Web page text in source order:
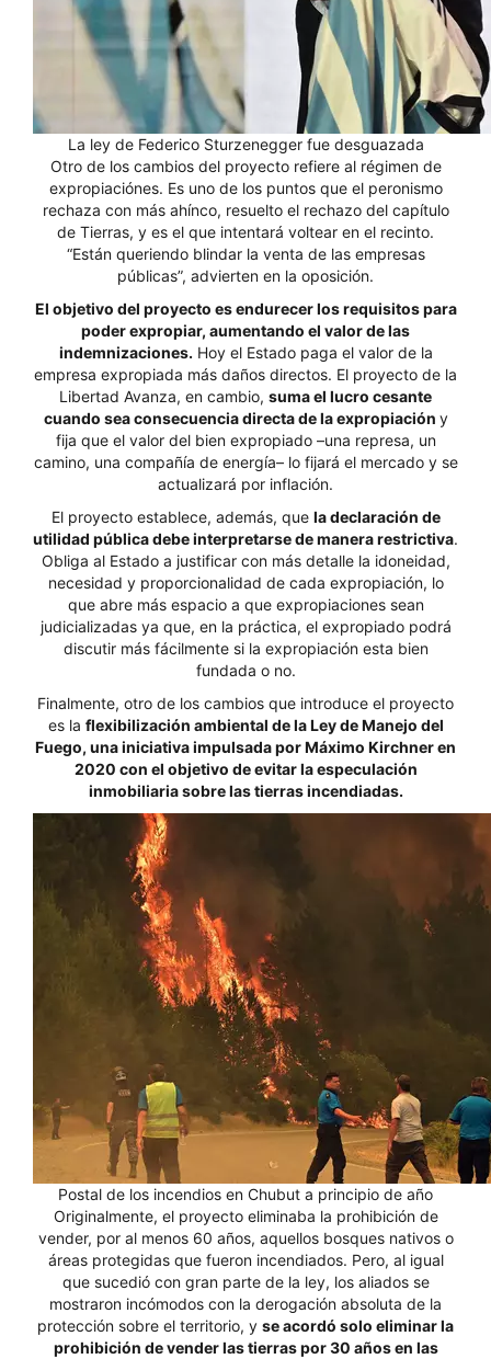
La ley de Federico Sturzenegger fue desguazada
Otro de los cambios del proyecto refiere al régimen de
expropiaciónes. Es uno de los puntos que el peronismo
rechaza con más ahínco, resuelto el rechazo del capítulo
de Tierras, y es el que intentará voltear en el recinto.
“Están queriendo blindar la venta de las empresas
públicas”, advierten en la oposición.
El objetivo del proyecto es endurecer los requisitos para
poder expropiar, aumentando el valor de las
indemnizaciones. Hoy el Estado paga el valor de la
empresa expropiada más daños directos. El proyecto de la
Libertad Avanza, en cambio, suma el lucro cesante
cuando sea consecuencia directa de la expropiación y
fija que el valor del bien expropiado –una represa, un
camino, una compañía de energía– lo fijará el mercado y se
actualizará por inflación.
El proyecto establece, además, que la declaración de
utilidad pública debe interpretarse de manera restrictiva.
Obliga al Estado a justificar con más detalle la idoneidad,
necesidad y proporcionalidad de cada expropiación, lo
que abre más espacio a que expropiaciones sean
judicializadas ya que, en la práctica, el expropiado podrá
discutir más fácilmente si la expropiación esta bien
fundada o no.
Finalmente, otro de los cambios que introduce el proyecto
es la flexibilización ambiental de la Ley de Manejo del
Fuego, una iniciativa impulsada por Máximo Kirchner en
2020 con el objetivo de evitar la especulación
inmobiliaria sobre las tierras incendiadas.
Postal de los incendios en Chubut a principio de año
Originalmente, el proyecto eliminaba la prohibición de
vender, por al menos 60 años, aquellos bosques nativos o
áreas protegidas que fueron incendiados. Pero, al igual
que sucedió con gran parte de la ley, los aliados se
mostraron incómodos con la derogación absoluta de la
protección sobre el territorio, y se acordó solo eliminar la
prohibición de vender las tierras por 30 años en las